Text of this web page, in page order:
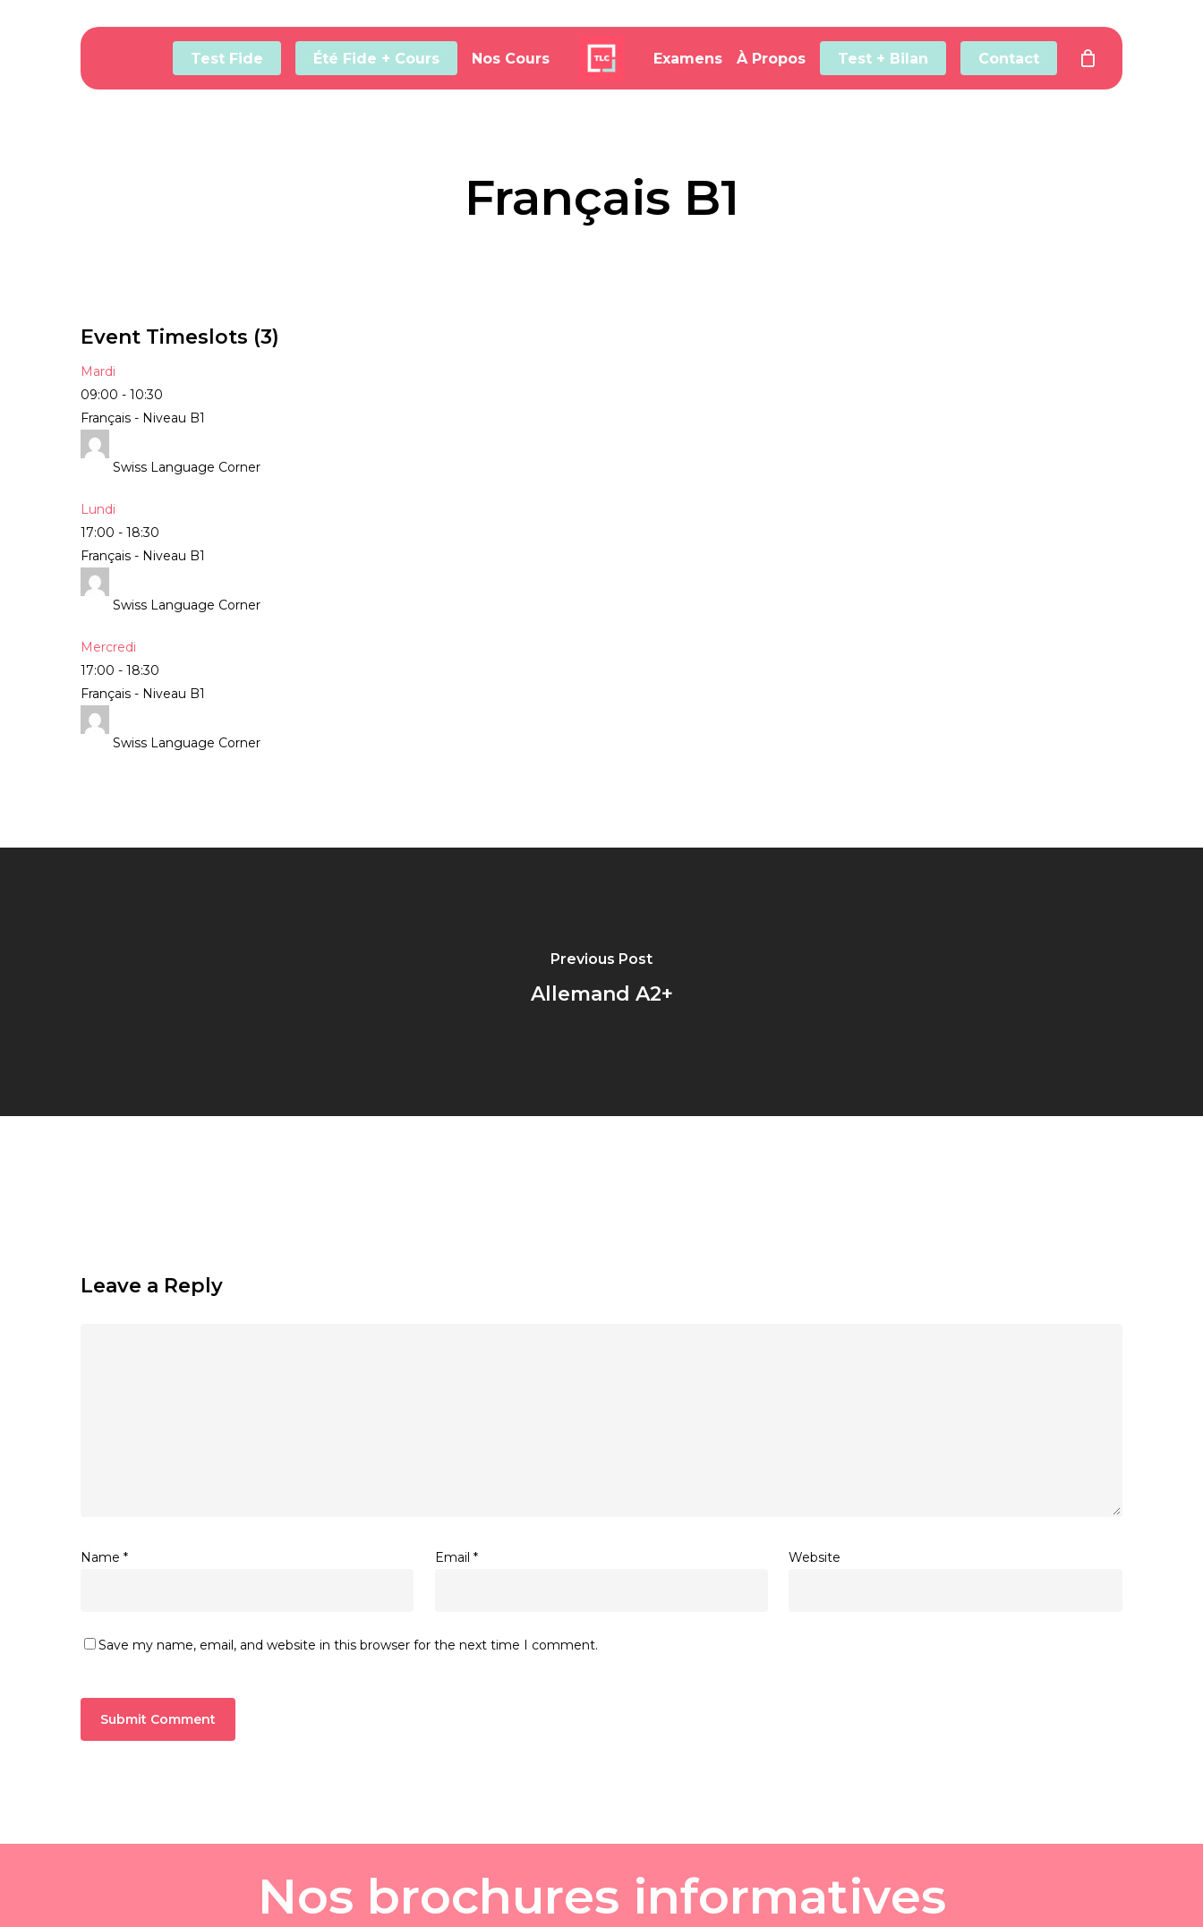
Test Fide Été Fide + Cours Nos Cours Examens À Propos Test + Bilan Contact
Français B1
Event Timeslots (3)
Mardi
09:00 - 10:30
Français - Niveau B1
Swiss Language Corner
Lundi
17:00 - 18:30
Français - Niveau B1
Swiss Language Corner
Mercredi
17:00 - 18:30
Français - Niveau B1
Swiss Language Corner
Previous Post
Allemand A2+
Leave a Reply
Name * Email * Website
Save my name, email, and website in this browser for the next time I comment.
Nos brochures informatives